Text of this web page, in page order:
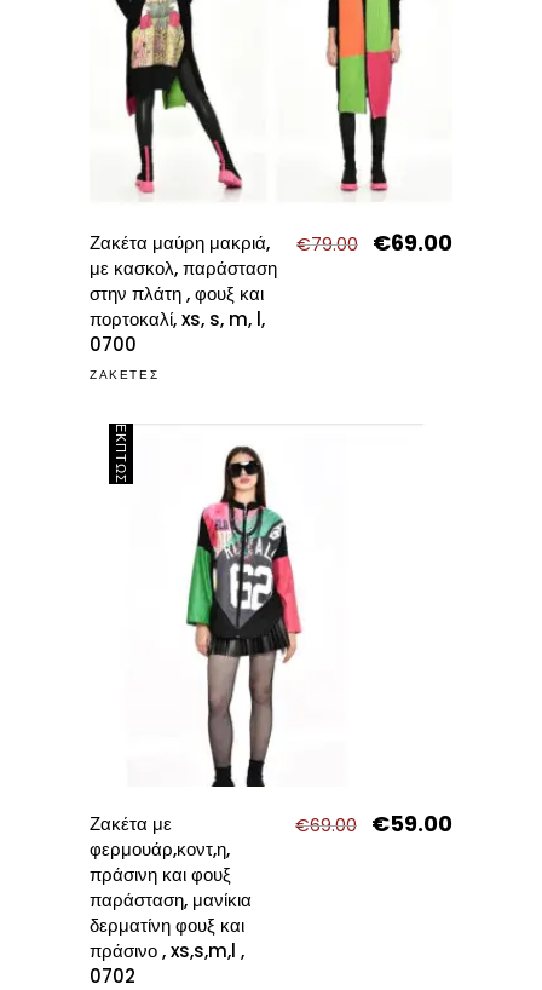
Ζακέτα μαύρη μακριά,
με κασκολ, παράσταση
στην πλάτη , φουξ και
πορτοκαλί, xs, s, m, l,
0700
€79.00
Original
€69.00Η
ΖΑΚΕΤΕΣ
ΈΚΠΤΩΣΗ
Ζακέτα με
φερμουάρ,κοντ,η,
πράσινη και φουξ
παράσταση, μανίκια
δερματίνη φουξ και
πράσινο , xs,s,m,l ,
0702
€69.00
Original
€59.00Η